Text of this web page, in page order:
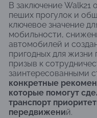
В заключение Walk21
пеших прогулок и
ключевое значение
мобильности,
автомобилей и
пригодных для жизни
призыв к
заинтересованными
конкретные
которые помогут
транспорт
передвижений.